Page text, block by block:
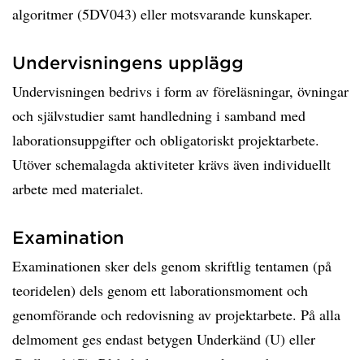
algoritmer (5DV043) eller motsvarande kunskaper.
Undervisningens upplägg
Undervisningen bedrivs i form av föreläsningar, övningar
och självstudier samt handledning i samband med
laborationsuppgifter och obligatoriskt projektarbete.
Utöver schemalagda aktiviteter krävs även individuellt
arbete med materialet.
Examination
Examinationen sker dels genom skriftlig tentamen (på
teoridelen) dels genom ett laborationsmoment och
genomförande och redovisning av projektarbete. På alla
delmoment ges endast betygen Underkänd (U) eller